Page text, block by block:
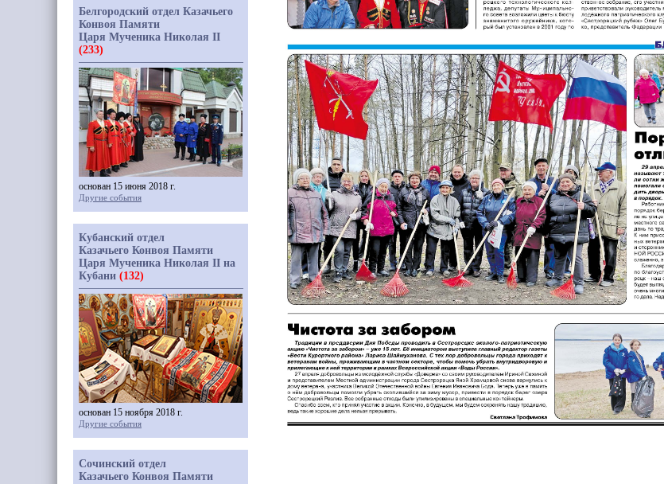
Белгородский отдел Казачьего
Конвоя Памяти
Царя Мученика Николая II
(233)
основан 15 июня 2018 г.
Другие события
Кубанский отдел
Казачьего Конвоя Памяти
Царя Мученика Николая II на
Кубани (132)
основан 15 ноября 2018 г.
Другие события
Сочинский отдел
Казачьего Конвоя Памяти